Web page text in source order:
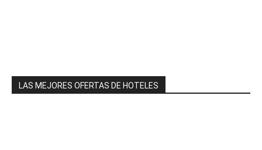
LAS MEJORES OFERTAS DE HOTELES